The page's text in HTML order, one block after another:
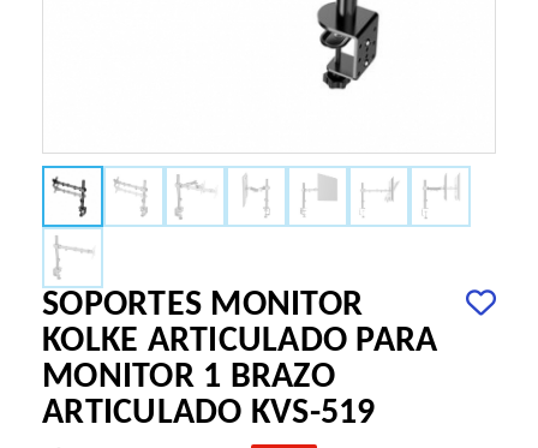
SOPORTES MONITOR
KOLKE ARTICULADO PARA
MONITOR 1 BRAZO
ARTICULADO KVS-519